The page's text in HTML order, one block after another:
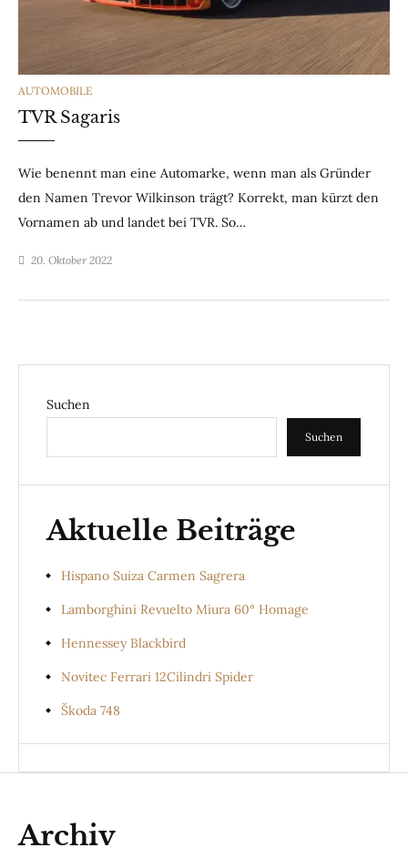
CATEGORIES
AUTOMOBILE
TVR Sagaris
Wie benennt man eine Automarke, wenn man als Gründer
den Namen Trevor Wilkinson trägt? Korrekt, man kürzt den
Vornamen ab und landet bei TVR. So…
20. Oktober 2022
Suchen
Suchen
Aktuelle Beiträge
Hispano Suiza Carmen Sagrera
Lamborghini Revuelto Miura 60° Homage
Hennessey Blackbird
Novitec Ferrari 12Cilindri Spider
Škoda 748
Archiv